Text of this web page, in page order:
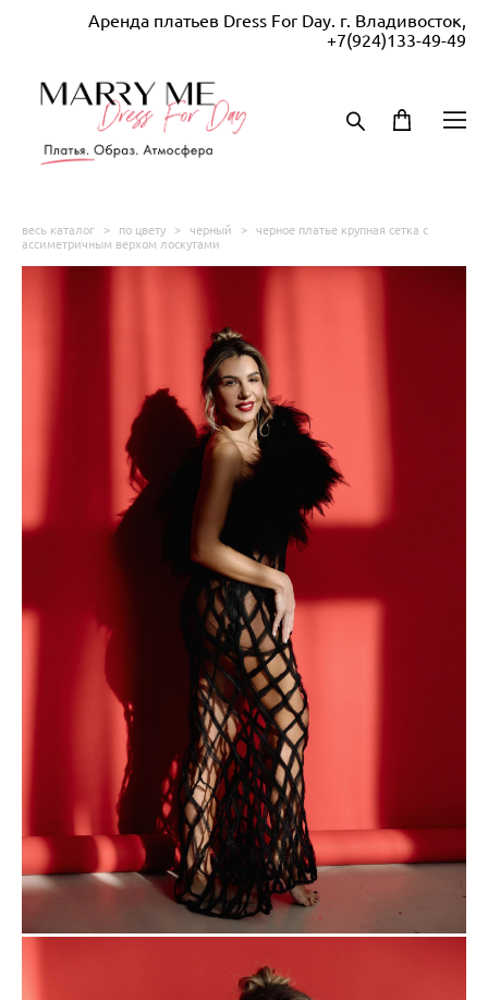
Аренда платьев Dress For Day. г. Владивосток,
+7(924)133-49-49
весь каталог > по цвету > черный >
черное платье крупная сетка с
ассиметричным верхом лоскутами